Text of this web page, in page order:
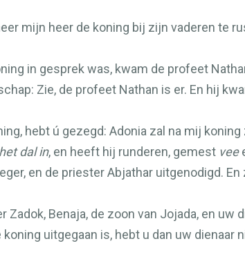
mijn heer de koning bij zijn vaderen te
in gesprek was, kwam de profeet
Zie, de profeet Nathan is er. En hij
hebt ú gezegd: Adonia zal na mij
het dal in, en heeft hij runderen, gemest vee
en de priester Abjathar uitgenodigd.
Zadok, Benaja, de zoon van Jojada, en
uitgegaan is, hebt u dan uw